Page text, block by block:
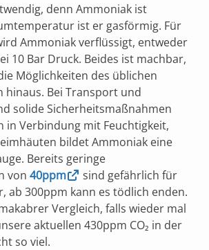
denn Ammoniak ist
ist er gasförmig. Für
Ammoniak verflüssigt, entweder
10 Bar Druck. Beides ist machbar,
Möglichkeiten des üblichen
hinaus. Bei Transport und
solide Sicherheitsmaßnahmen
in Verbindung mit Feuchtigkeit,
bildet Ammoniak eine
Bereits geringe
von 40ppm
sind gefährlich für
ab 300ppm kann es tödlich enden.
Vergleich, falls wieder mal
aktuellen 430ppm CO₂ in der
so viel.